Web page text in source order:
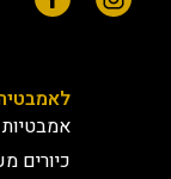
כיורים